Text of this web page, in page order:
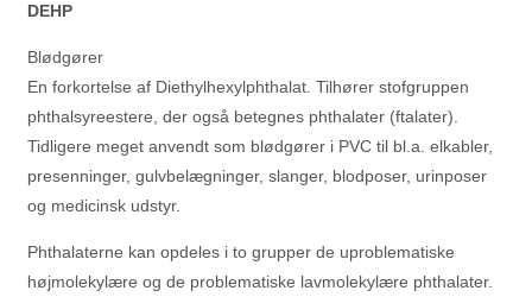
DEHP
Blødgører
En forkortelse af Diethylhexylphthalat. Tilhører stofgruppen
phthalsyreestere, der også betegnes phthalater (ftalater).
Tidligere meget anvendt som blødgører i PVC til bl.a. elkabler,
presenninger, gulvbelægninger, slanger, blodposer, urinposer
og medicinsk udstyr.
Phthalaterne kan opdeles i to grupper de uproblematiske
højmolekylære og de problematiske lavmolekylære phthalater.